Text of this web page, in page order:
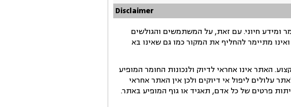
Disclaimer
ומידע חיוני. עם זאת, על המשתמשים והגולשים
מתיימר להחליף את המקור כמו גם שאינו בא
האתר אינו אחראי לדיוק ולנכונות החומר המופיע
עלולים ליפול אי דיוקים ולכן אין האתר אחראי
פרטים של כל אדם, תאגיד או גוף המופיע באתר.